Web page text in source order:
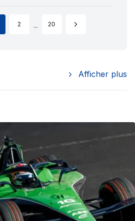
2 ... 20
Afficher plus